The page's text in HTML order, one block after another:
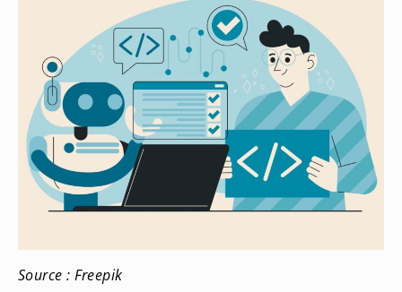
Source : Freepik